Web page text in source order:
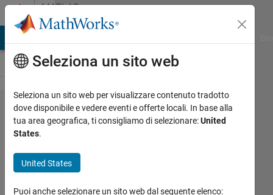
Vai al contenutoMATLAB
Answers
netCDF
not
read
Seleziona un sito web
Seleziona un sito web per visualizzare contenuto tradotto
dove disponibile e vedere eventi e offerte locali. In base alla
tua area geografica, ti consigliamo di selezionare:United
States.
United States
Puoi anche selezionare un sito web dal seguente elenco: